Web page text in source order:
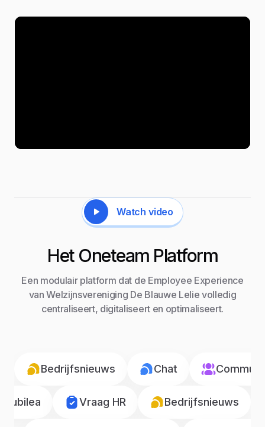
Watch video
Het Oneteam Platform
Een modulair platform dat de Employee Experience
van Welzijnsvereniging De Blauwe Lelie volledig
centraliseert, digitaliseert en optimaliseert.
Bedrijfsnieuws Chat
Jubilea Vraag HR Bedrijfsnieuws